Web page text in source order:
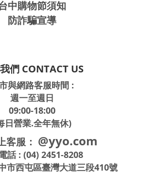
中購物節須知
防詐騙宣導
們 CONTACT US
與網路客服時間 :
週一至週日
09:00-18:00
日營業.全年無休)
客服： @yyo.com
話 : (04) 2451-8208
市西屯區臺灣大道三段410號